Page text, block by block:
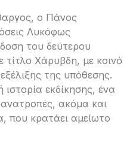
ο Πάνος
Λυκόφως
του δεύτερου
τίτλο Χάρυβδη, με κοινό
της υπόθεσης.
ιστορία εκδίκησης, ένα
ακόμα και
που κρατάει αμείωτο